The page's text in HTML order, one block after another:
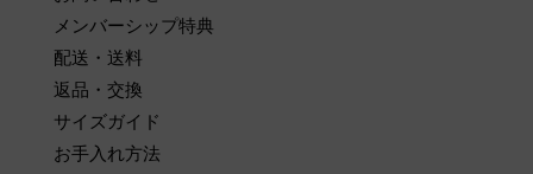
メンバーシップ特典
配送・送料
返品・交換
サイズガイド
お手入れ方法